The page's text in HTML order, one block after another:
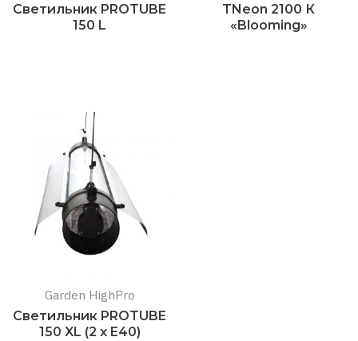
Светильник PROTUBE
150 L
TNeon 2100 К
«Blooming»
Garden HighPro
Светильник PROTUBE
150 XL (2 x E40)